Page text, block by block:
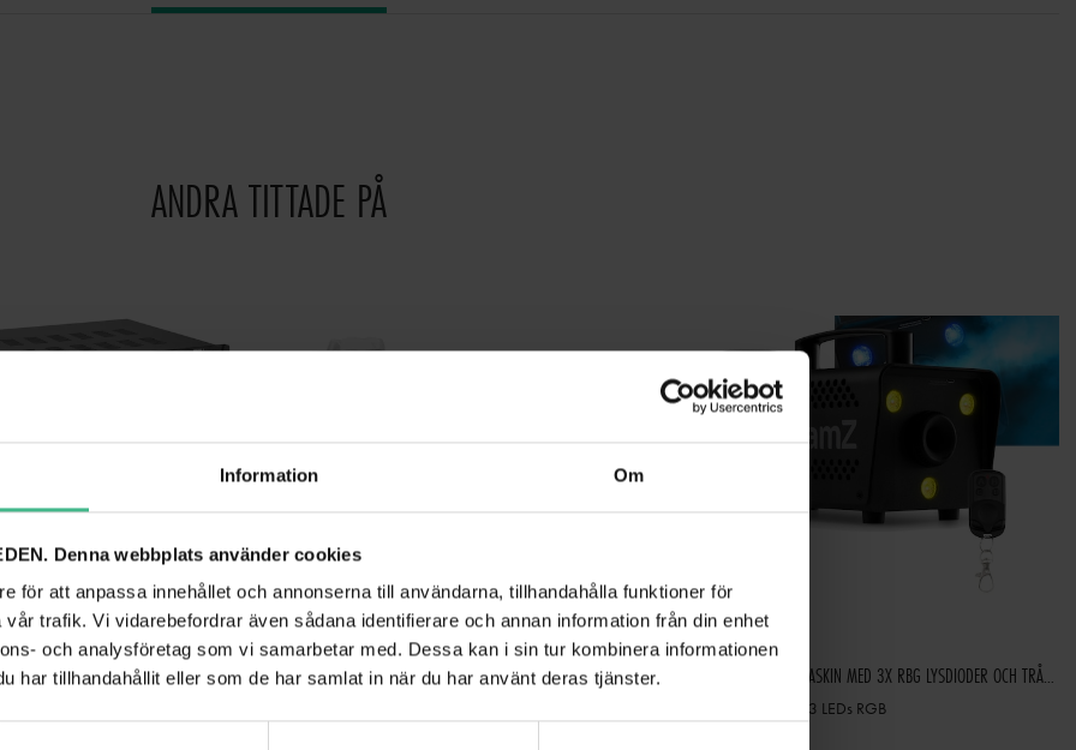
Information Om
Denna webbplats använder cookies
för att anpassa innehållet och annonserna till användarna, tillhandahålla funktioner för
trafik. Vi vidarebefordrar även sådana identifierare och annan information från din enhet
och analysföretag som vi samarbetar med. Dessa kan i sin tur kombinera informationen
har tillhandahållit eller som de har samlat in när du har använt deras tjänster.
ANDRA TITTADE PÅ
POWER DYNAMICS PV240BT INSTALLATIONSLJUDSYSTEM - 8ST BGO30 SVARTA VÄGGMONTERADE HÖGTALARE - 4-ZONS STEREOFÖRSTÄRKARE - BLUETOOTH POWER DYNAMICS WS50A VIT WIFI OCH BLUETOOTH HÖGTALARSET - 240W PEAK EFFEKT BEAMZ S553L RÖKMASKIN MED 3X RBG LYSDIODER OCH TRÅDLÖS FJÄRRKONTROLL
S553L Rökmaskin 3 LEDs RGB